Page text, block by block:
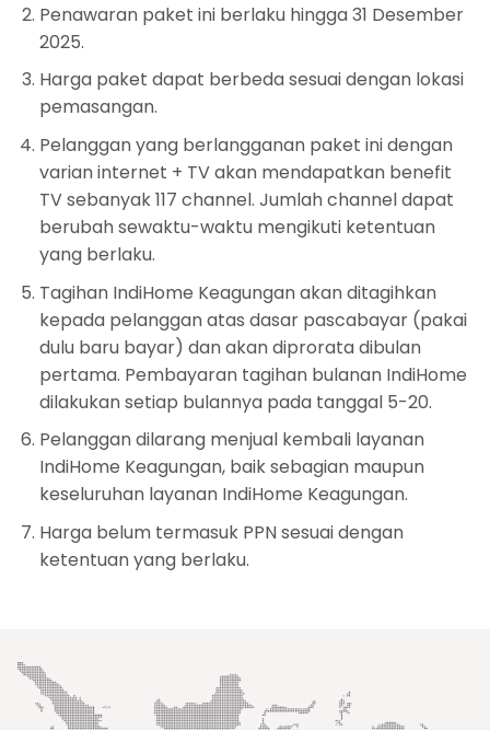
Penawaran paket ini berlaku hingga 31 Desember
2025.
Harga paket dapat berbeda sesuai dengan lokasi
pemasangan.
Pelanggan yang berlangganan paket ini dengan
varian internet + TV akan mendapatkan benefit
TV sebanyak 117 channel. Jumlah channel dapat
berubah sewaktu-waktu mengikuti ketentuan
yang berlaku.
Tagihan IndiHome Keagungan akan ditagihkan
kepada pelanggan atas dasar pascabayar (pakai
dulu baru bayar) dan akan diprorata dibulan
pertama. Pembayaran tagihan bulanan IndiHome
dilakukan setiap bulannya pada tanggal 5-20.
Pelanggan dilarang menjual kembali layanan
IndiHome Keagungan, baik sebagian maupun
keseluruhan layanan IndiHome Keagungan.
Harga belum termasuk PPN sesuai dengan
ketentuan yang berlaku.